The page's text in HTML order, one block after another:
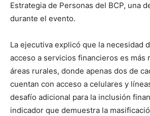
Estrategia de Personas del BCP, una
durante el evento.
La ejecutiva explicó que la necesidad
acceso a servicios financieros es más
áreas rurales, donde apenas dos de
cuentan con acceso a celulares y
desafío adicional para la inclusión
indicador que demuestra la